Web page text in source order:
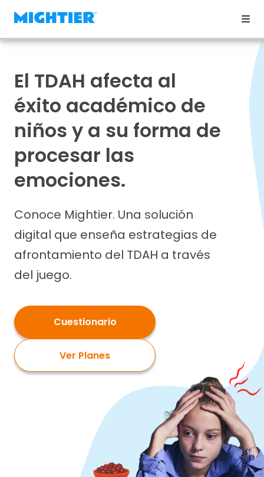
El TDAH afecta al
éxito académico de
niños y a su forma de
procesar las
emociones.
Conoce Mightier. Una solución
digital que enseña estrategias de
afrontamiento del TDAH a través
del juego.
Cuestionario
Ver Planes